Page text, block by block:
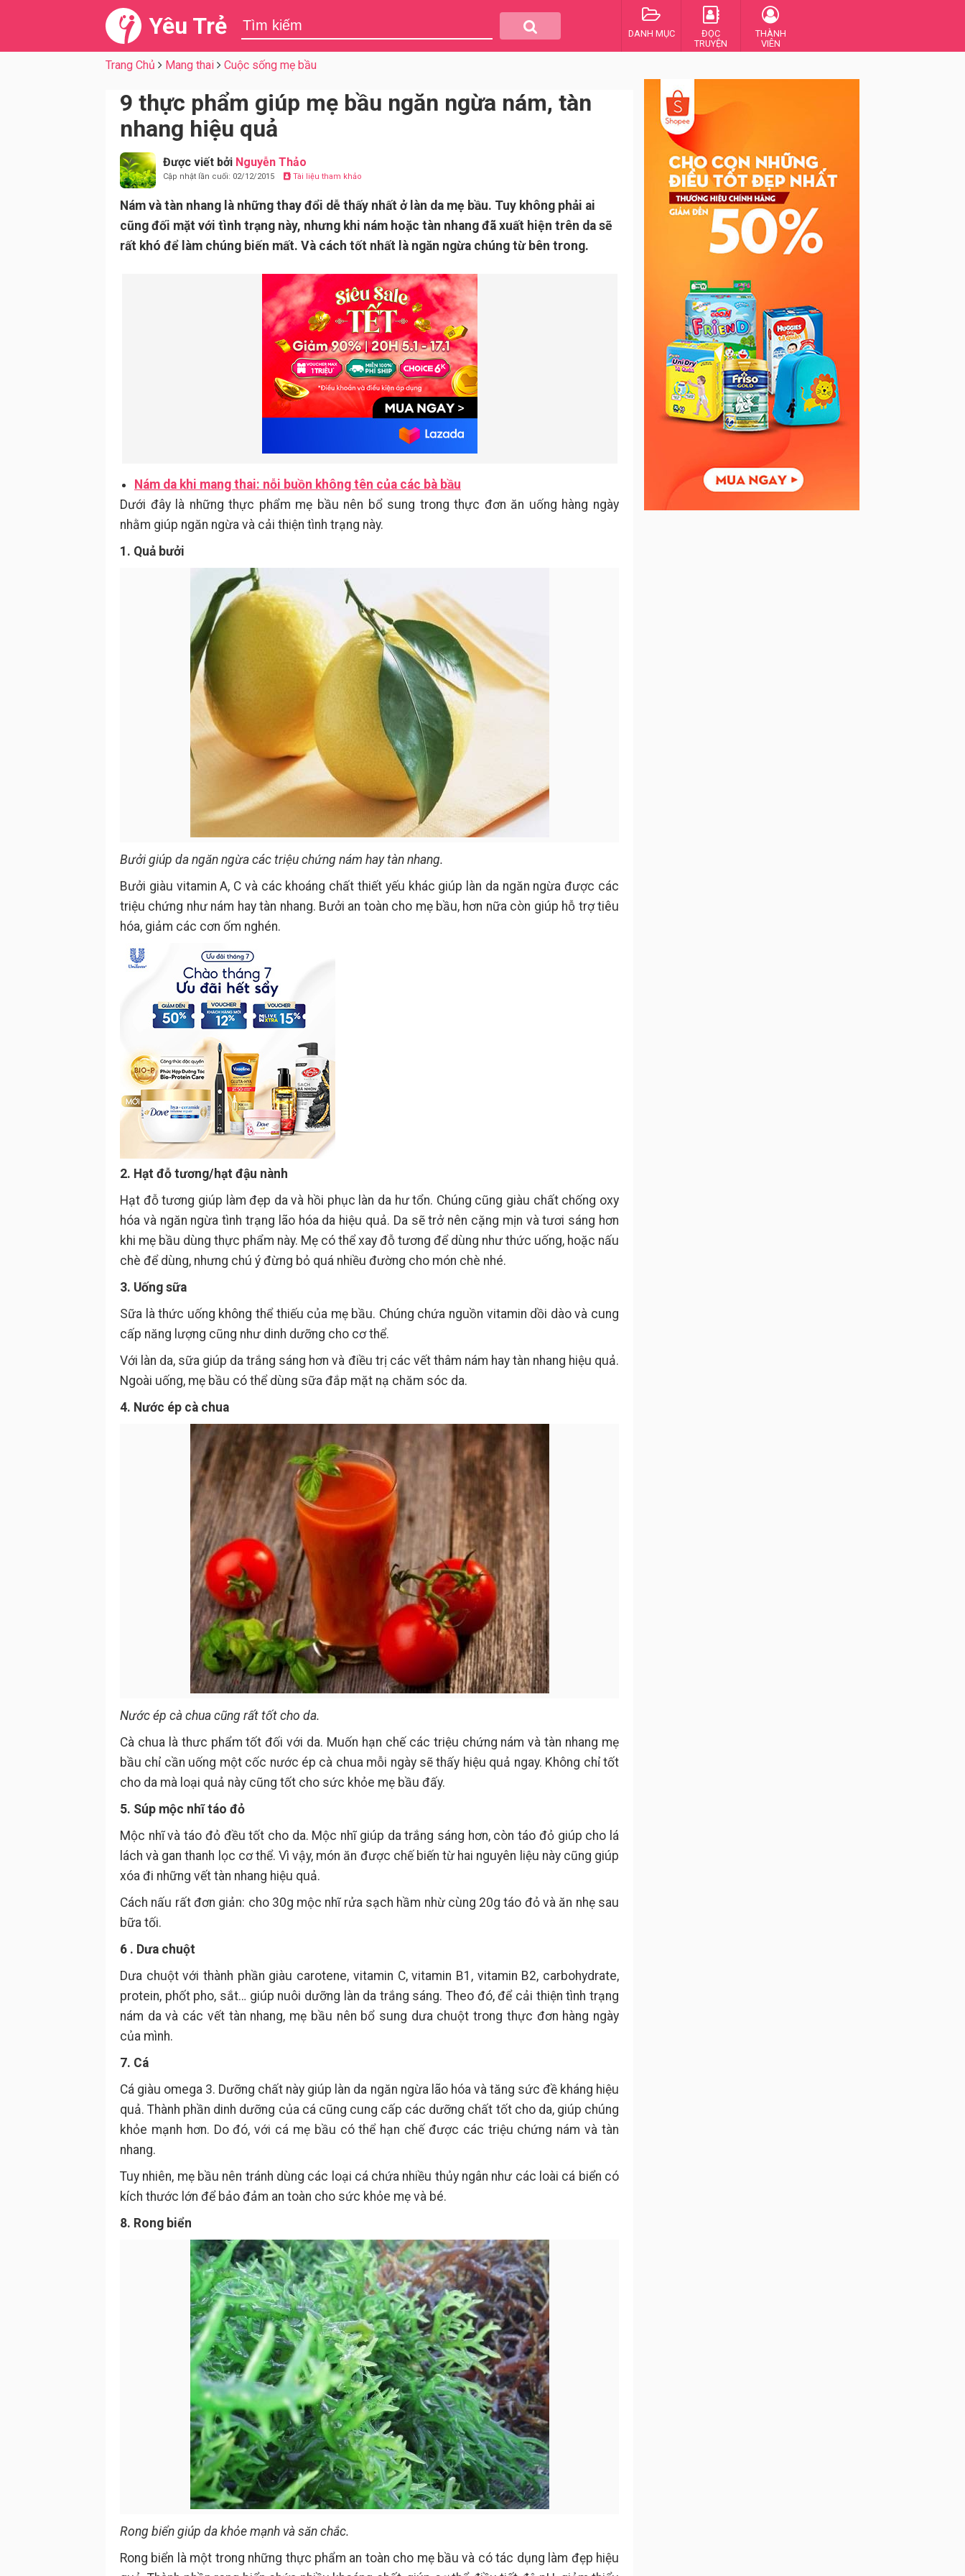
Yêu Trẻ DANH MỤC
ĐỌC
TRUYỆN
THÀNH
VIÊN
Trang Chủ Mang thai Cuộc sống mẹ bầu
9 thực phẩm giúp mẹ bầu ngăn ngừa nám, tàn
nhang hiệu quả
Được viết bởi Nguyễn Thảo
Cập nhật lần cuối: 02/12/2015 Tài liệu tham khảo
Nám và tàn nhang là những thay đổi dễ thấy nhất ở làn da mẹ bầu. Tuy không phải ai
cũng đối mặt với tình trạng này, nhưng khi nám hoặc tàn nhang đã xuất hiện trên da sẽ
rất khó để làm chúng biến mất. Và cách tốt nhất là ngăn ngừa chúng từ bên trong.
Nám da khi mang thai: nỗi buồn không tên của các bà bầu
Dưới đây là những thực phẩm mẹ bầu nên bổ sung trong thực đơn ăn uống hàng ngày
nhằm giúp ngăn ngừa và cải thiện tình trạng này.
1. Quả bưởi
Bưởi giúp da ngăn ngừa các triệu chứng nám hay tàn nhang.
Bưởi giàu vitamin A, C và các khoáng chất thiết yếu khác giúp làn da ngăn ngừa được các
triệu chứng như nám hay tàn nhang. Bưởi an toàn cho mẹ bầu, hơn nữa còn giúp hỗ trợ tiêu
hóa, giảm các cơn ốm nghén.
2. Hạt đỗ tương/hạt đậu nành
Hạt đỗ tương giúp làm đẹp da và hồi phục làn da hư tổn. Chúng cũng giàu chất chống oxy
hóa và ngăn ngừa tình trạng lão hóa da hiệu quả. Da sẽ trở nên cặng mịn và tươi sáng hơn
khi mẹ bầu dùng thực phẩm này. Mẹ có thể xay đỗ tương để dùng như thức uống, hoặc nấu
chè để dùng, nhưng chú ý đừng bỏ quá nhiều đường cho món chè nhé.
3. Uống sữa
Sữa là thức uống không thể thiếu của mẹ bầu. Chúng chứa nguồn vitamin dồi dào và cung
cấp năng lượng cũng như dinh dưỡng cho cơ thể.
Với làn da, sữa giúp da trắng sáng hơn và điều trị các vết thâm nám hay tàn nhang hiệu quả.
Ngoài uống, mẹ bầu có thể dùng sữa đắp mặt nạ chăm sóc da.
4. Nước ép cà chua
Nước ép cà chua cũng rất tốt cho da.
Cà chua là thưc phẩm tốt đối với da. Muốn hạn chế các triệu chứng nám và tàn nhang mẹ
bầu chỉ cần uống một cốc nước ép cà chua mỗi ngày sẽ thấy hiệu quả ngay. Không chỉ tốt
cho da mà loại quả này cũng tốt cho sức khỏe mẹ bầu đấy.
5. Súp mộc nhĩ táo đỏ
Mộc nhĩ và táo đỏ đều tốt cho da. Mộc nhĩ giúp da trắng sáng hơn, còn táo đỏ giúp cho lá
lách và gan thanh lọc cơ thể. Vì vậy, món ăn được chế biến từ hai nguyên liệu này cũng giúp
xóa đi những vết tàn nhang hiệu quả.
Cách nấu rất đơn giản: cho 30g mộc nhĩ rửa sạch hầm nhừ cùng 20g táo đỏ và ăn nhẹ sau
bữa tối.
6 . Dưa chuột
Dưa chuột với thành phần giàu carotene, vitamin C, vitamin B1, vitamin B2, carbohydrate,
protein, phốt pho, sắt… giúp nuôi dưỡng làn da trắng sáng. Theo đó, để cải thiện tình trạng
nám da và các vết tàn nhang, mẹ bầu nên bổ sung dưa chuột trong thực đơn hàng ngày
của mình.
7. Cá
Cá giàu omega 3. Dưỡng chất này giúp làn da ngăn ngừa lão hóa và tăng sức đề kháng hiệu
quả. Thành phần dinh dưỡng của cá cũng cung cấp các dưỡng chất tốt cho da, giúp chúng
khỏe mạnh hơn. Do đó, với cá mẹ bầu có thể hạn chế được các triệu chứng nám và tàn
nhang.
Tuy nhiên, mẹ bầu nên tránh dùng các loại cá chứa nhiều thủy ngân như các loài cá biển có
kích thước lớn để bảo đảm an toàn cho sức khỏe mẹ và bé.
8. Rong biển
Rong biển giúp da khỏe mạnh và săn chắc.
Rong biển là một trong những thực phẩm an toàn cho mẹ bầu và có tác dụng làm đẹp hiệu